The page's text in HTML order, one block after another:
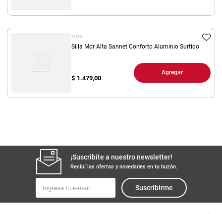
MOR
Silla Mor Alta Sannet Conforto Aluminio Surtido
$ 1.479,00
Agregar
¡Suscribite a nuestro newsletter!
Recibí las ofertas y novedades en tu buzón.
Suscribirme